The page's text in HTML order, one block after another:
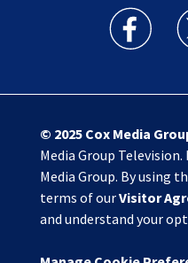
Action
© 2025 Cox Media
Media Group
Media Group. By using
terms of ourVisitor
and understand your